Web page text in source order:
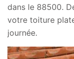
dans le 88500.
votre toiture
journée.